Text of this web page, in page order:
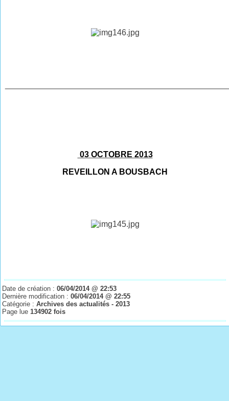
03 OCTOBRE 2013
REVEILLON A BOUSBACH
Date de création :06/04/2014 @ 22:53
Dernière modification :06/04/2014 @ 22:55
Catégorie :Archives des actualités - 2013
Page lue134902 fois